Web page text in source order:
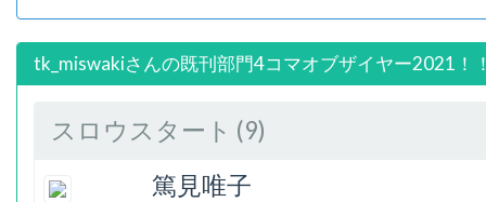
tk_miswakiさんの既刊部門4コマオブザイヤー2021！
スロウスタート (9)
篤見唯子